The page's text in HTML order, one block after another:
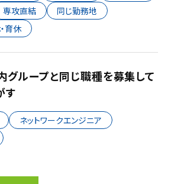
専攻直結
同じ勤務地
育休
グループと同じ職種を募集して
す
ネットワークエンジニア